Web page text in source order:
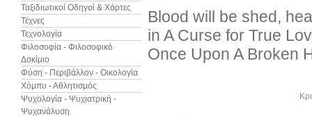
Ταξιδιωτικοί Οδηγοί & Χάρτες
Τέχνες
Τεχνολογία
Φιλοσοφία - Φιλοσοφικό
Δοκίμιο
Φύση - Περιβάλλον - Οικολογία
Χόμπυ - Αθλητισμός
Ψυχολογία - Ψυχιατρική -
Ψυχανάλυση
Blood will be shed,
in A Curse for True
Once Upon A Broken